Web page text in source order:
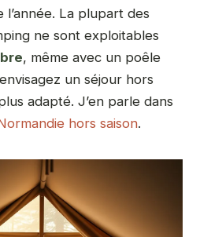
La plupart des
ne sont exploitables
, même avec un poêle
un séjour hors
adapté. J’en parle dans
hors saison.